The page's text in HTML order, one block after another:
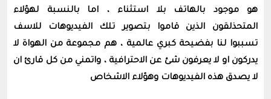
هو موجود بالهاتف بلا استثناء ، اما بالنسبة لهؤلاء
المتحذلقون الذين قاموا بتصوير تلك الفيديوهات للاسف
تسببوا لنا بفضيحة كبري عالمية ، هم مجموعة من الهواة لا
يدركون او لا يعرفون شئ عن الاحترافية ، واتمني من كل قارئ ان
لا يصدق هذه الفيديوهات وهؤلاء الاشخاص